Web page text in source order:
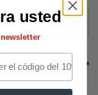
usted